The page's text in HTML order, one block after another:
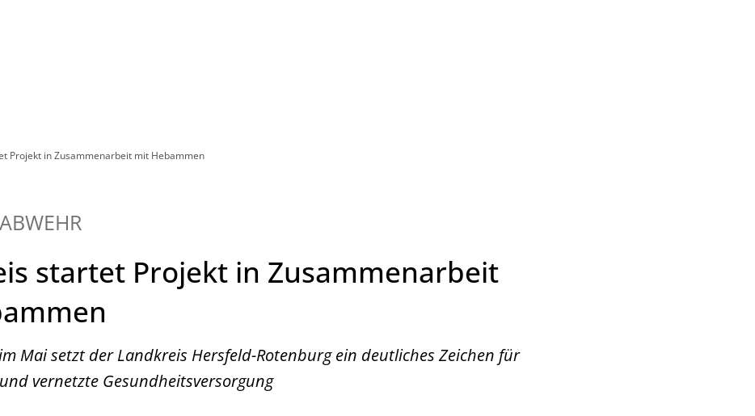
Projekt in Zusammenarbeit mit Hebammen
startet Projekt in Zusammenarbeit
Mai setzt der Landkreis Hersfeld-Rotenburg ein deutliches Zeichen für
vernetzte Gesundheitsversorgung